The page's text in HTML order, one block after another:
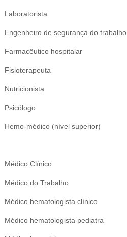
Laboratorista
Engenheiro de segurança do trabalho
Farmacêutico hospitalar
Fisioterapeuta
Nutricionista
Psicólogo
Hemo-médico (nível superior)
Médico Clínico
Médico do Trabalho
Médico hematologista clínico
Médico hematologista pediatra